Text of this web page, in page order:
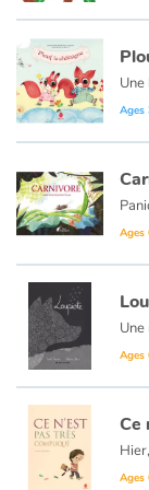
Documentaries
With the family
Daily life and
At school
Festivals and
Love and
Social issues
Emotions and
Ages
Ages
Ages
Ce
Ages